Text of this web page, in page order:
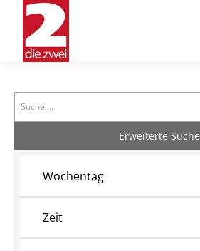
Search
Erweiterte Suche
Wochentag
Zeit